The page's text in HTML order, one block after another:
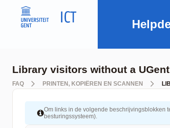
Library visitors without a
FAQ PRINTEN, KOPIËREN EN SCANNEN
Om links in de volgende beschrijvingsblokken
besturingssysteem).